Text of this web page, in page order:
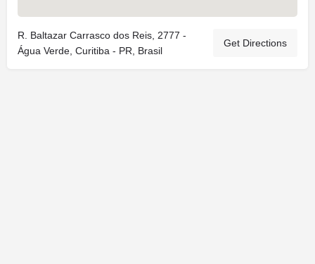
R. Baltazar Carrasco dos Reis, 2777 -
Água Verde, Curitiba - PR, Brasil
Get Directions